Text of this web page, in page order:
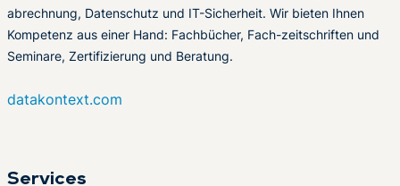
abrechnung, Datenschutz und IT-Sicherheit. Wir bieten Ihnen
Kompetenz aus einer Hand: Fachbücher, Fach-zeitschriften und
Seminare, Zertifizierung und Beratung.
datakontext.com
Services